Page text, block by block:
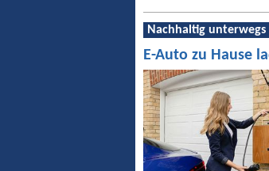
Nachhaltig unterwegs
E-Auto zu Hause